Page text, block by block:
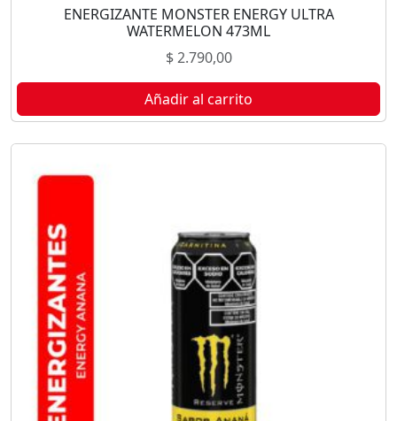
ENERGIZANTE MONSTER ENERGY ULTRA
WATERMELON 473ML
$2.790,00
Añadir al carrito